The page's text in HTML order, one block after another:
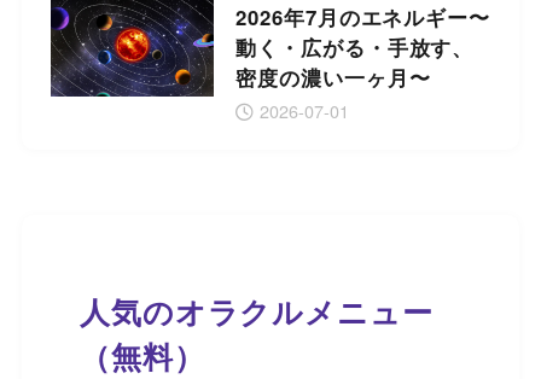
2026年7月のエネルギー〜
動く・広がる・手放す、
密度の濃い一ヶ月〜
2026-07-01
人気のオラクルメニュー
（無料）